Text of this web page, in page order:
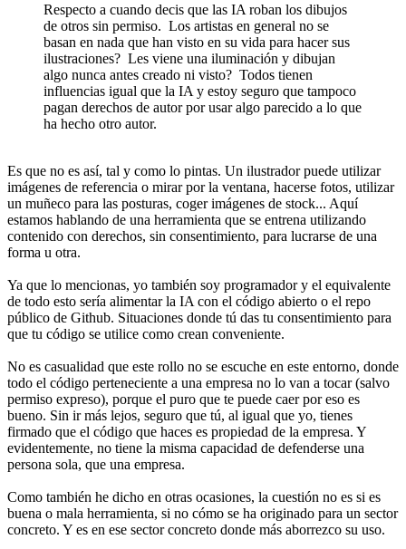
Respecto a cuando decis que las IA roban los dibujos
de otros sin permiso. Los artistas en general no se
basan en nada que han visto en su vida para hacer sus
ilustraciones? Les viene una iluminación y dibujan
algo nunca antes creado ni visto? Todos tienen
influencias igual que la IA y estoy seguro que tampoco
pagan derechos de autor por usar algo parecido a lo que
ha hecho otro autor.
Es que no es así, tal y como lo pintas. Un ilustrador puede utilizar
imágenes de referencia o mirar por la ventana, hacerse fotos, utilizar
un muñeco para las posturas, coger imágenes de stock... Aquí
estamos hablando de una herramienta que se entrena utilizando
contenido con derechos, sin consentimiento, para lucrarse de una
forma u otra.
Ya que lo mencionas, yo también soy programador y el equivalente
de todo esto sería alimentar la IA con el código abierto o el repo
público de Github. Situaciones donde tú das tu consentimiento para
que tu código se utilice como crean conveniente.
No es casualidad que este rollo no se escuche en este entorno, donde
todo el código perteneciente a una empresa no lo van a tocar (salvo
permiso expreso), porque el puro que te puede caer por eso es
bueno. Sin ir más lejos, seguro que tú, al igual que yo, tienes
firmado que el código que haces es propiedad de la empresa. Y
evidentemente, no tiene la misma capacidad de defenderse una
persona sola, que una empresa.
Como también he dicho en otras ocasiones, la cuestión no es si es
buena o mala herramienta, si no cómo se ha originado para un sector
concreto. Y es en ese sector concreto donde más aborrezco su uso.